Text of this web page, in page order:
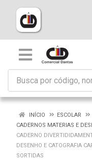
INÍCIO
ESCOLAR
CADERNOS MATERIAS E
CADERNO
DESENHO E CATOGRAFIA
SORTIDAS